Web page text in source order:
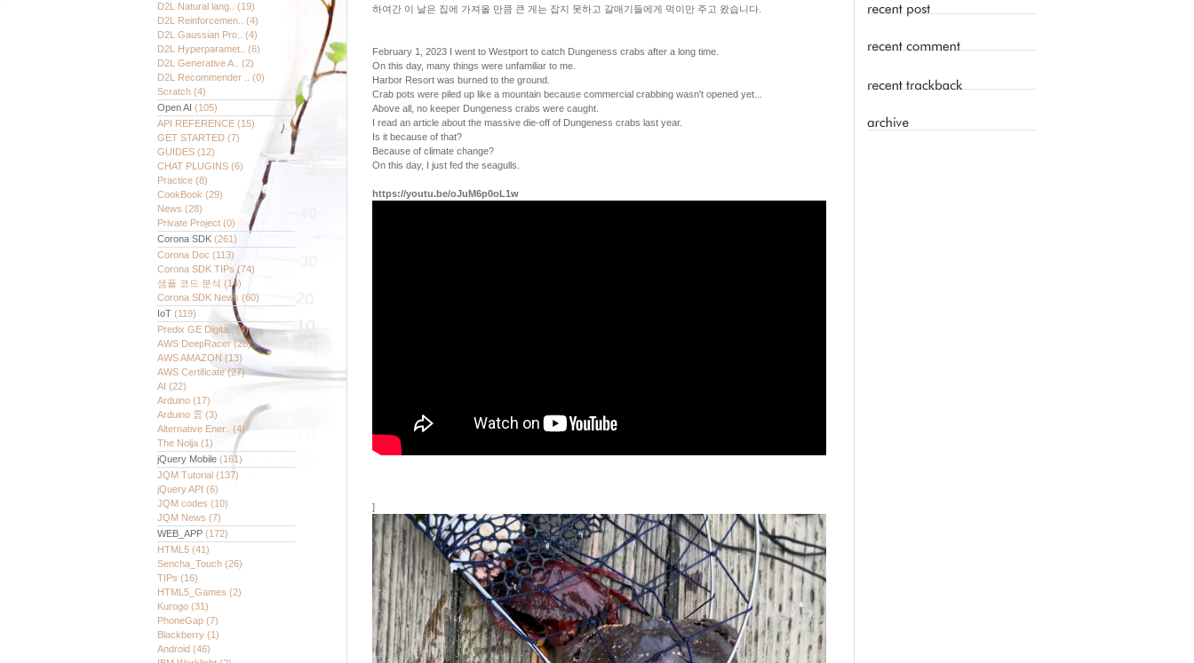
D2L Natural lang.. (19)
D2L Reinforcemen.. (4)
D2L Gaussian Pro.. (4)
D2L Hyperparamet.. (6)
D2L Generative A.. (2)
D2L Recommender .. (0)
Scratch (4)
Open AI (105)
API REFERENCE (15)
GET STARTED (7)
GUIDES (12)
CHAT PLUGINS (6)
Practice (8)
CookBook (29)
News (28)
Private Project (0)
Corona SDK (261)
Corona Doc (113)
Corona SDK TIPs (74)
샘플 코드 분석 (14)
Corona SDK News (60)
IoT (119)
Predix GE Digita.. (4)
AWS DeepRacer(28)
AWS AMAZON (13)
AWS Certificate(27)
AI (22)
Arduino (17)
Arduino 雲 (3)
Alternative Ener.. (4)
The Nolja (1)
jQuery Mobile (161)
JQM Tutorial (137)
jQuery API (6)
JQM codes (10)
JQM News (7)
WEB_APP (172)
HTML5 (41)
Sencha_Touch (26)
TIPs (16)
HTML5_Games (2)
Kurogo (31)
PhoneGap (7)
Blackberry (1)
Android (46)
하여간 이 날은 집에 가져올 만큼 큰 게는 잡지 못하고 갈매기들에게 먹이만 주고 왔습니다.
February 1, 2023 I went to Westport to catch Dungeness crabs after a long time.
On this day, many things were unfamiliar to me.
Harbor Resort was burned to the ground.
Crab pots were piled up like a mountain because commercial crabbing wasn't opened yet...
Above all, no keeper Dungeness crabs were caught.
I read an article about the massive die-off of Dungeness crabs last year.
Is it because of that?
Because of climate change?
On this day, I just fed the seagulls.
https://youtu.be/oJuM6p0oL1w
]